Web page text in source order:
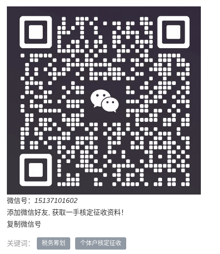
微信号：
15137101602
添加微信好友, 获取一手核定征收资料！
复制微信号
关键词： 税务筹划 个体户核定征收